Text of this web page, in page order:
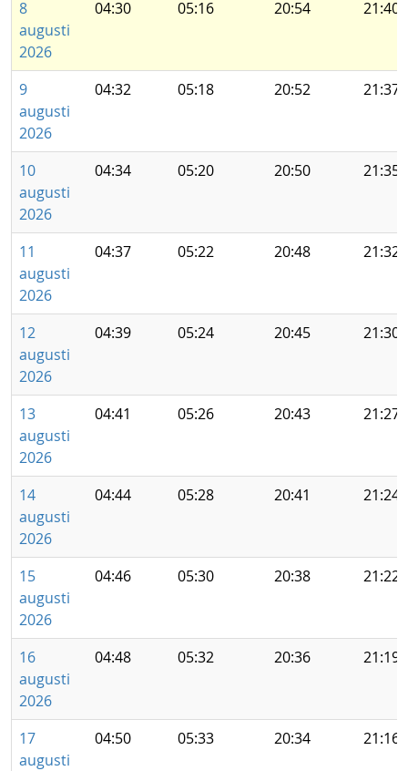
8
augusti
2026
04:30 05:16 20:54 21:40
9
augusti
2026
04:32 05:18 20:52 21:37
10
augusti
2026
04:34 05:20 20:50 21:35
11
augusti
2026
04:37 05:22 20:48 21:32
12
augusti
2026
04:39 05:24 20:45 21:30
13
augusti
2026
04:41 05:26 20:43 21:27
14
augusti
2026
04:44 05:28 20:41 21:24
15
augusti
2026
04:46 05:30 20:38 21:22
16
augusti
2026
04:48 05:32 20:36 21:19
17
augusti
04:50 05:33 20:34 21:16